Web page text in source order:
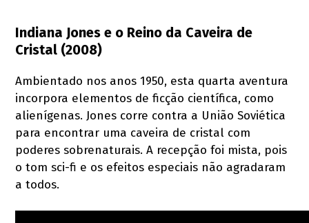
Indiana Jones e o Reino da Caveira de
Cristal (2008)
Ambientado nos anos 1950, esta quarta aventura
incorpora elementos de ficção científica, como
alienígenas. Jones corre contra a União Soviética
para encontrar uma caveira de cristal com
poderes sobrenaturais. A recepção foi mista, pois
o tom sci-fi e os efeitos especiais não agradaram
a todos.